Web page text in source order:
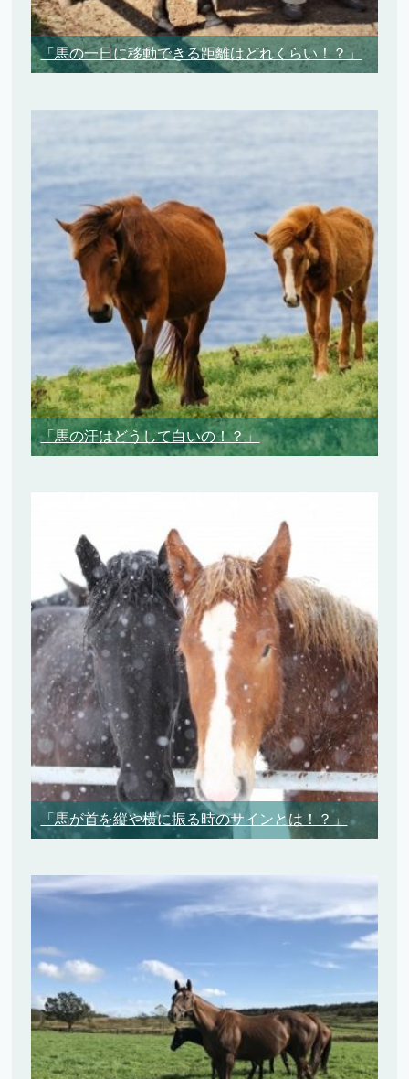
「馬の一日に移動できる距離はどれくらい！？」
「馬の汗はどうして白いの！？」
「馬が首を縦や横に振る時のサインとは！？」